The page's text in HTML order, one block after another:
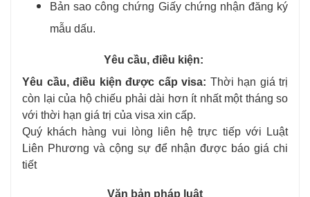
Bản sao công chứng Giấy chứng nhận đăng ký
mẫu dấu.
Yêu cầu, điều kiện:
Yêu cầu, điều kiện được cấp visa: Thời hạn giá trị
còn lại của hộ chiếu phải dài hơn ít nhất một tháng so
với thời hạn giá trị của visa xin cấp.
Quý khách hàng vui lòng liên hệ trực tiếp với Luật
Liên Phương và cộng sự để nhận được báo giá chi
tiết
Văn bản pháp luật